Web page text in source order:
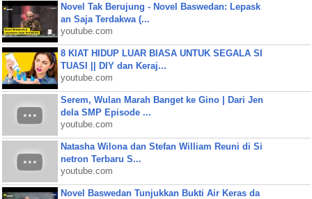
Novel Tak Berujung - Novel Baswedan: Lepask
an Saja Terdakwa (...
youtube.com
8 KIAT HIDUP LUAR BIASA UNTUK SEGALA SI
TUASI || DIY dan Keraj...
youtube.com
Serem, Wulan Marah Banget ke Gino | Dari Jen
dela SMP Episode ...
youtube.com
Natasha Wilona dan Stefan William Reuni di Si
netron Terbaru S...
youtube.com
Novel Baswedan Tunjukkan Bukti Air Keras da